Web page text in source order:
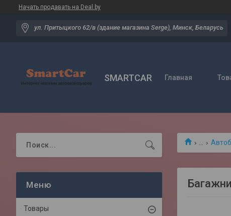
Начать продавать на Deal.by
ул. Притыцкого 62/в (здание магазина Serge), Минск, Беларусь
SMARTCAR Главная
Товары